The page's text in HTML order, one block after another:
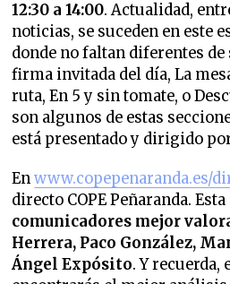
12:30 a 14:00. Actualidad,
noticias, se suceden en este
donde no faltan diferentes de
firma invitada del día, La
ruta, En 5 y sin tomate, o
son algunos de estas
está presentado y dirigido
Enwww.copepenaranda.es/
directo COPE Peñaranda. Esta
comunicadores mejor
Herrera, Paco González,
Ángel Expósito. Y recuerda,